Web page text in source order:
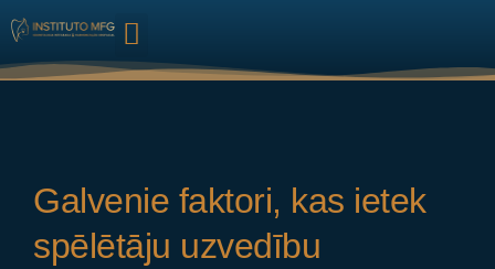
Galvenie faktori, kas ietek
spēlētāju uzvedību